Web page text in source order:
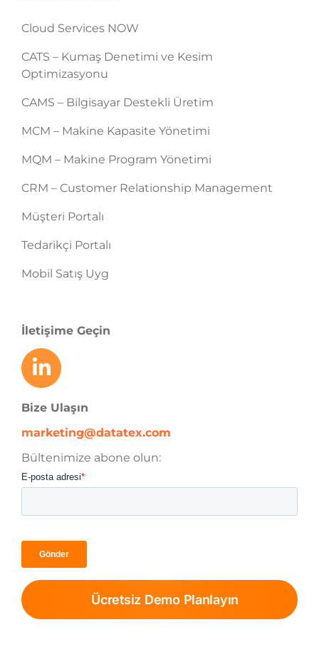
Cloud Services NOW
CATS – Kumaş Denetimi ve Kesim
Optimizasyonu
CAMS – Bilgisayar Destekli Üretim
MCM – Makine Kapasite Yönetimi
MQM – Makine Program Yönetimi
CRM – Customer Relationship Management
Müşteri Portalı
Tedarikçi Portalı
Mobil Satış Uyg
İletişime Geçin
Bize Ulaşın
marketing@datatex.com
Bültenimize abone olun:
Ücretsiz Demo Planlayın